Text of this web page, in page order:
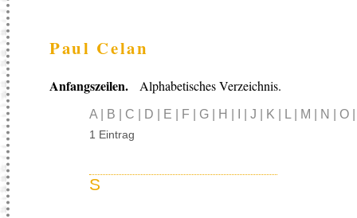
Paul Celan
Anfangszeilen. Alphabetisches Verzeichnis.
A | B | C | D | E | F | G | H | I | J | K | L | M | N | O
1 Eintrag
S